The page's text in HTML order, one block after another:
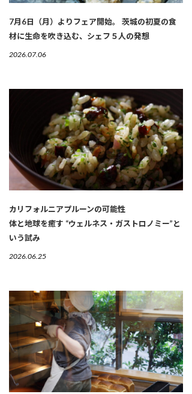
7月6日（月）よりフェア開始。 茨城の初夏の食
材に生命を吹き込む、シェフ５人の発想
2026.07.06
カリフォルニアプルーンの可能性
体と地球を癒す “ウェルネス・ガストロノミー”と
いう試み
2026.06.25